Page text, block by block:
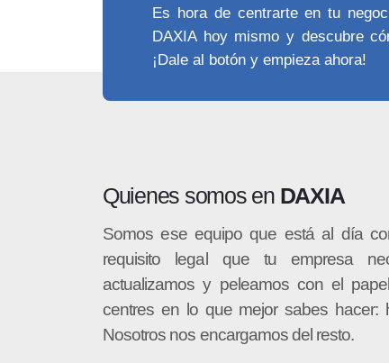
Es hora de centrarte en tu
DAXIA hoy mismo y descubre
¡Dale al botón y empieza ahora!
Quienes somos en DAXIA
Somos ese equipo que está al día
requisito legal que tu empresa
actualizamos y peleamos con el
centres en lo que mejor sabes hacer:
Nosotros nos encargamos del resto.